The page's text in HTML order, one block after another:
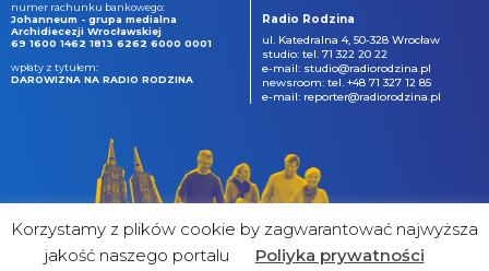
numer rachunku bankowego:
Johanneum - grupa medialna
Archidiecezji Wrocławskiej
69 1600 1462 1813 6262 6000 0001
wpłaty z tytułem:
DAROWIZNA NA RADIO RODZINA
Radio Rodzina
ul. Katedralna 4, 50-328 Wrocław
studio: tel. 71 322 20 22
e-mail: studio@radiorodzina.pl
newsroom: tel. +48 71 327 12 85
e-mail: reporter@radiorodzina.pl
Korzystamy z plików cookie by zagwarantować najwyższa
jakość naszego portalu
Poliyka prywatności